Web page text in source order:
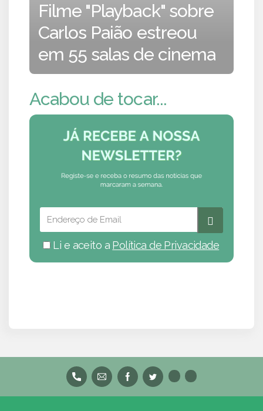
Filme "Playback" sobre
Carlos Paião estreou
em 55 salas de cinema
Acabou de tocar...
Li e aceito a Política de Privacidade